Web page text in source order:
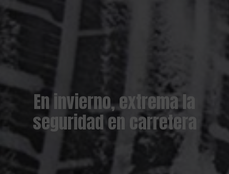
En invierno, extrema la
seguridad en carretera